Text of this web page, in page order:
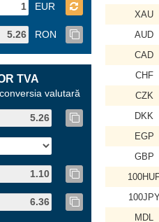
EUR
RON
TVA
valutară
XAU
AUD
CAD
CHF
CZK
DKK
EGP
GBP
MDL